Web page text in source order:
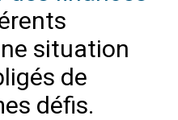
situation
de
défis.